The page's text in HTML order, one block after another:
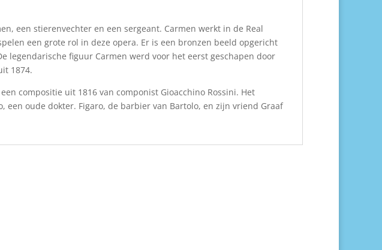
een stierenvechter en een sergeant. Carmen werkt in de Real
een grote rol in deze opera. Er is een bronzen beeld opgericht
legendarische figuur Carmen werd voor het eerst geschapen door
1874.
compositie uit 1816 van componist Gioacchino Rossini. Het
oude dokter. Figaro, de barbier van Bartolo, en zijn vriend Graaf